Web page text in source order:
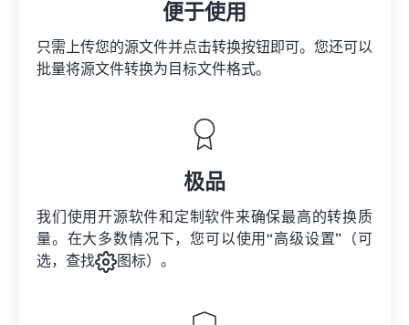
便于使用
只需上传您的源文件并点击转换按钮即可。您还可以
批量将源文件转换为目标文件格式。
极品
我们使用开源软件和定制软件来确保最高的转换质
量。在大多数情况下，您可以使用“高级设置”（可
选，查找
图标）。